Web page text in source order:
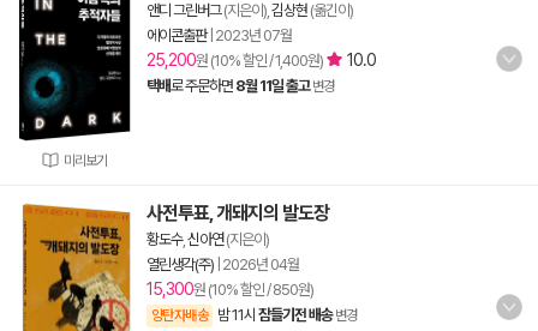
미리보기
앤디 그린버그(지은이), 김상현 (옮긴이)
에이콘출판| 2023년 07월
25,200원 (10% 할인 / 1,400원) 10.0
택배로 주문하면 8월 11일 출고 변경
사전투표, 개돼지의 발도장
황도수, 신아연(지은이)
열린생각(주) 2026년 04월
15,300원 (10% 할인 / 850원)
양탄자배송 밤 11시 잠들기전 배송 변경